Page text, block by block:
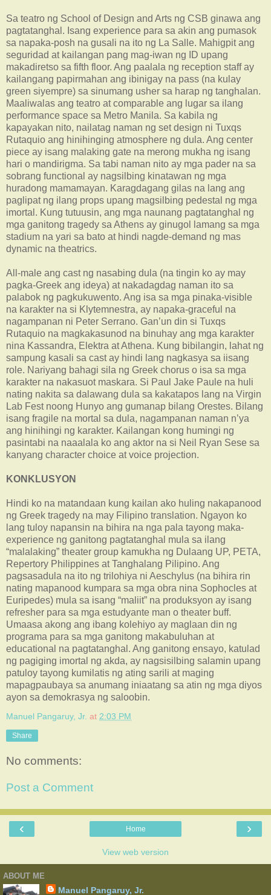
Sa teatro ng School of Design and Arts ng CSB ginawa ang
pagtatanghal. Isang experience para sa akin ang pumasok
sa napaka-posh na gusali na ito ng La Salle. Mahigpit ang
seguridad at kailangan pang mag-iwan ng ID upang
makadiretso sa fifth floor. Ang paalala ng reception staff ay
kailangang papirmahan ang ibinigay na pass (na kulay
green siyempre) sa sinumang usher sa harap ng tanghalan.
Maaliwalas ang teatro at comparable ang lugar sa ilang
performance space sa Metro Manila. Sa kabila ng
kapayakan nito, nailatag naman ng set design ni Tuxqs
Rutaquio ang hinihinging atmosphere ng dula. Ang center
piece ay isang malaking gate na merong mukha ng isang
hari o mandirigma. Sa tabi naman nito ay mga pader na sa
sobrang functional ay nagsilbing kinatawan ng mga
huradong mamamayan. Karagdagang gilas na lang ang
paglipat ng ilang props upang magsilbing pedestal ng mga
imortal. Kung tutuusin, ang mga naunang pagtatanghal ng
mga ganitong tragedy sa Athens ay ginugol lamang sa mga
stadium na yari sa bato at hindi nagde-demand ng mas
dynamic na theatrics.
All-male ang cast ng nasabing dula (na tingin ko ay may
pagka-Greek ang ideya) at nakadagdag naman ito sa
palabok ng pagkukuwento. Ang isa sa mga pinaka-visible
na karakter na si Klytemnestra, ay napaka-graceful na
nagampanan ni Peter Serrano. Gan’un din si Tuxqs
Rutaquio na magkakasunod na binuhay ang mga karakter
nina Kassandra, Elektra at Athena. Kung bibilangin, lahat ng
sampung kasali sa cast ay hindi lang nagkasya sa iisang
role. Nariyang bahagi sila ng Greek chorus o isa sa mga
karakter na nakasuot maskara. Si Paul Jake Paule na huli
nating nakita sa dalawang dula sa kakatapos lang na Virgin
Lab Fest noong Hunyo ang gumanap bilang Orestes. Bilang
isang fragile na mortal sa dula, nagampanan naman n’ya
ang hinihingi ng karakter. Kailangan kong humingi ng
pasintabi na naaalala ko ang aktor na si Neil Ryan Sese sa
kanyang character choice at voice projection.
KONKLUSYON
Hindi ko na matandaan kung kailan ako huling nakapanood
ng Greek tragedy na may Filipino translation. Ngayon ko
lang tuloy napansin na bihira na nga pala tayong maka-
experience ng ganitong pagtatanghal mula sa ilang
“malalaking” theater group kamukha ng Dulaang UP, PETA,
Repertory Philippines at Tanghalang Pilipino. Ang
pagsasadula na ito ng trilohiya ni Aeschylus (na bihira rin
nating mapanood kumpara sa mga obra nina Sophocles at
Euripedes) mula sa isang “maliit” na produksyon ay isang
refresher para sa mga estudyante man o theater buff.
Umaasa akong ang ibang kolehiyo ay maglaan din ng
programa para sa mga ganitong makabuluhan at
educational na pagtatanghal. Ang ganitong ensayo, katulad
ng pagiging imortal ng akda, ay nagsisilbing salamin upang
patuloy tayong kumilatis ng ating sarili at maging
mapagpaubaya sa anumang iniaatang sa atin ng mga diyos
ayon sa demokrasya ng saloobin.
Manuel Pangaruy, Jr. at 2:03 PM
Share
No comments:
Post a Comment
‹ ›
Home
View web version
ABOUT ME
Manuel Pangaruy, Jr.